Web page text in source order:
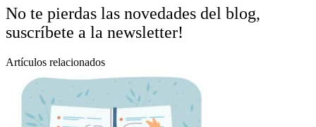
No te pierdas las novedades del blog,
suscríbete a la newsletter!
Artículos relacionados